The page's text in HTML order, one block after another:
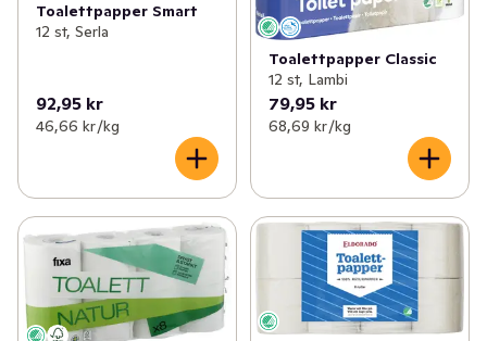
Toalettpapper Smart
12 st, Serla
92,95 kr
46,66 kr /kg
Toalettpapper Classic
12 st, Lambi
79,95 kr
68,69 kr /kg